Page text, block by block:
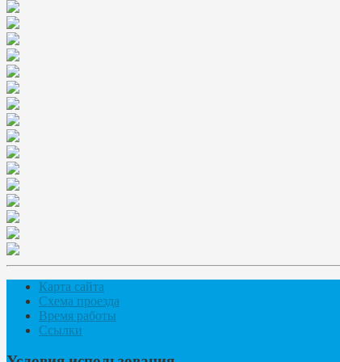
Карта сайта
Схема проезда
Время работы
Ссылки